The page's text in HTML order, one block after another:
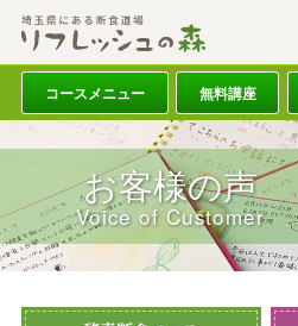
コースメニュー 無料講座
お客様の声
Voice of Customer